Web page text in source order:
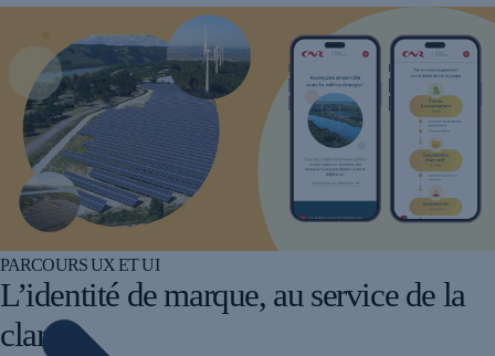
PARCOURS UX ET UI
L’identité de marque, au service de la
clarté